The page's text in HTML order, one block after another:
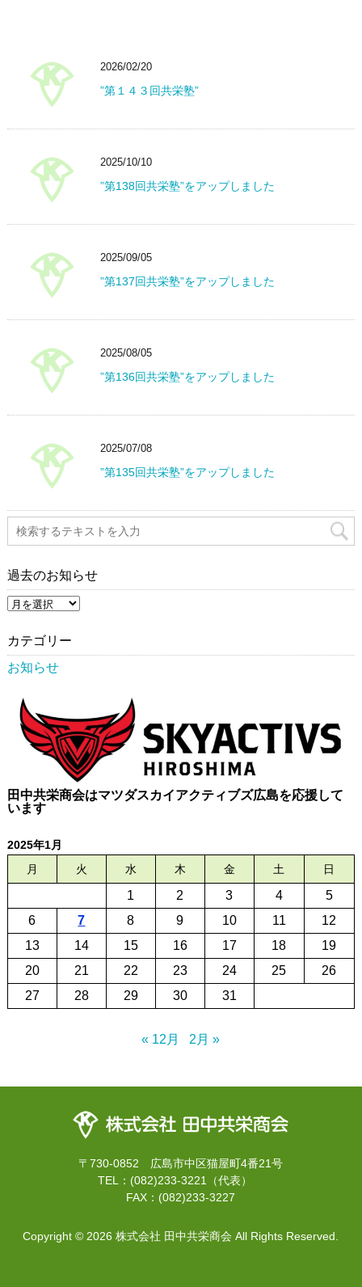
2026/02/20
”第１４３回共栄塾”
2025/10/10
”第138回共栄塾”をアップしました
2025/09/05
”第137回共栄塾”をアップしました
2025/08/05
”第136回共栄塾”をアップしました
2025/07/08
”第135回共栄塾”をアップしました
過去のお知らせ
過
去
お
知
ら
せ
カテゴリー
お知らせ
田中共栄商会はマツダスカイアクティブズ広島を応援して
います
2025年1月
月
火 水 木 金 土 日
1 2 3 4
5
6
7 8 9 10 11
12
13
14 15 16 17 18
19
20
21 22 23 24 25
26
27
28 29 30 31
« 12月 2月 »
〒730-0852 広島市中区猫屋町4番21号
TEL：(082)233-3221（代表）
FAX：(082)233-3227
Copyright © 2026 株式会社 田中共栄商会 All Rights Reserved.